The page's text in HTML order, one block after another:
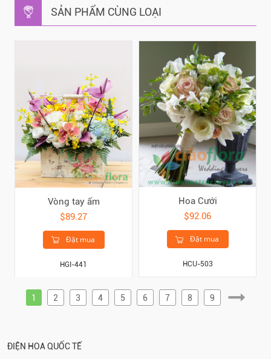
SẢN PHẨM CÙNG LOẠI
Vòng tay ấm
$89.27
Đặt mua
HGI-441
Hoa Cưới
$92.06
Đặt mua
HCU-503
1 2 3 4 5 6 7 8 9
ĐIỆN HOA QUỐC TẾ